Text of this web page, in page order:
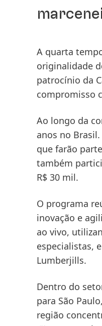
A quarta
originalidade
patrocínio da
compromisso
Ao longo da
anos no
que farão
também
R$ 30 mil.
O programa
inovação e
ao vivo,
especialistas,
Lumberjills.
Dentro do
para São
região